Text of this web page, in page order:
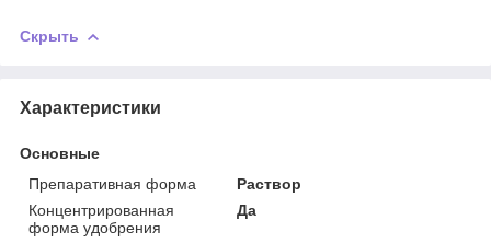
Скрыть
Характеристики
Основные
Препаративная форма
Раствор
Концентрированная
форма удобрения
Да